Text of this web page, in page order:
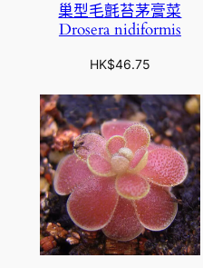
巢型毛氈苔茅膏菜
Drosera nidiformis
HK$46.75